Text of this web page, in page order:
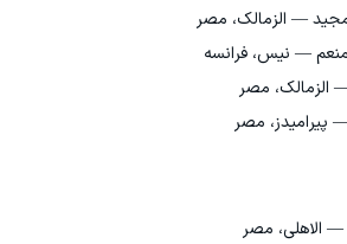
— الزمالك، مصر
— نیس، فرانسه
الزمالك، مصر
پیرامیدز، مصر
الاهلی، مصر